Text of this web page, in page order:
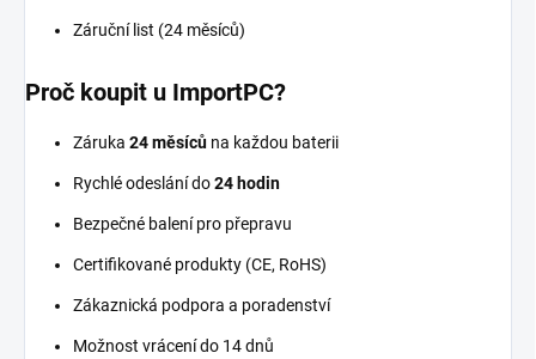
Záruční list (24 měsíců)
Proč koupit u ImportPC?
Záruka 24 měsíců na každou baterii
Rychlé odeslání do24 hodin
Bezpečné balení pro přepravu
Certifikované produkty (CE, RoHS)
Zákaznická podpora a poradenství
Možnost vrácení do 14 dnů